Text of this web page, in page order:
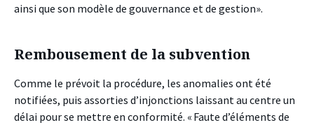
ainsi que son modèle de gouvernance et de gestion».
Rembousement de la subvention
Comme le prévoit la procédure, les anomalies ont été
notifiées, puis assorties d’injonctions laissant au centre un
délai pour se mettre en conformité. « Faute d’éléments de